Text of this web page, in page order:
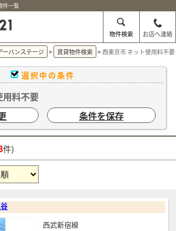
件一覧
物件検索
お店へ連絡
ーバンステージ
賃貸物件検索 西東京市 ネット使用料不
選択中の条件
用料不要
条件を保存
件)
西武新宿線